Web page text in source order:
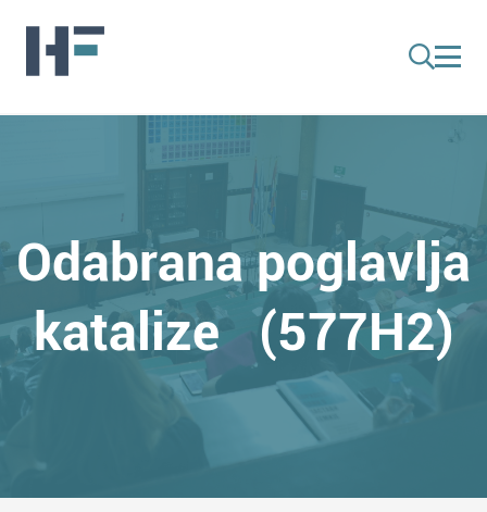
Odabrana poglavlja
katalize (577H2)